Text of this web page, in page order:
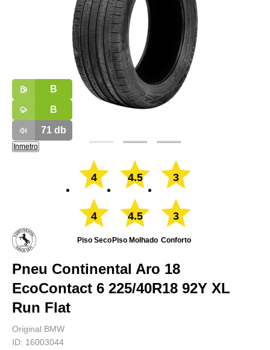
B
B
71db
Inmetro
4
4
Piso Seco
4.5
4.5
Piso Molhado
3
3
Conforto
Pneu Continental Aro 18
EcoContact 6 225/40R18 92Y XL
Run Flat
Original BMW
ID: 16003044